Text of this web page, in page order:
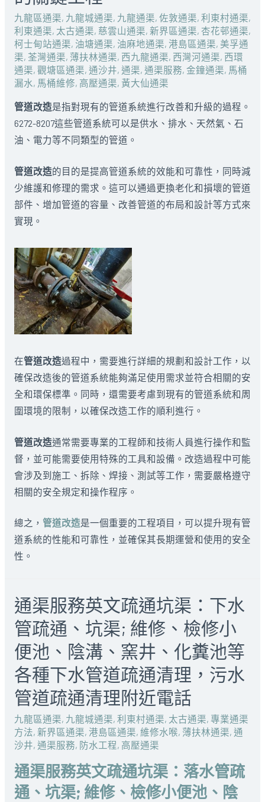
九龍區通渠, 九龍城通渠, 九龍通渠, 佐敦通渠, 利東村通渠,
利東通渠, 太古通渠, 慈雲山通渠, 新界區通渠, 杏花邨通渠,
柯士甸站通渠, 油塘通渠, 油麻地通渠, 港島區通渠, 美孚通
渠, 荃灣通渠, 薄扶林通渠, 西九龍通渠, 西灣河通渠, 西環
通渠, 觀塘區通渠, 通沙井, 通渠, 通渠服務, 金鐘通渠, 馬桶
漏水, 馬桶維修, 高壓通渠, 黃大仙通渠
管道改造是指對現有的管道系統進行改善和升級的過程。
6272-8207這些管道系統可以是供水、排水、天然氣、石
油、電力等不同類型的管道。
管道改造的目的是提高管道系統的效能和可靠性，同時減
少維護和修理的需求。這可以通過更換老化和損壞的管道
部件、增加管道的容量、改善管道的布局和設計等方式來
實現。
在管道改造過程中，需要進行詳細的規劃和設計工作，以
確保改造後的管道系統能夠滿足使用需求並符合相關的安
全和環保標準。同時，還需要考慮到現有的管道系統和周
圍環境的限制，以確保改造工作的順利進行。
管道改造通常需要專業的工程師和技術人員進行操作和監
督，並可能需要使用特殊的工具和設備。改造過程中可能
會涉及到施工、拆除、焊接、測試等工作，需要嚴格遵守
相關的安全規定和操作程序。
總之， 管道改造是一個重要的工程項目，可以提升現有管
道系統的性能和可靠性，並確保其長期運營和使用的安全
性。
通渠服務英文疏通坑渠：下水
管疏通、坑渠; 維修、檢修小
便池、陰溝、窯井、化糞池等
各種下水管道疏通清理，污水
管道疏通清理附近電話
九龍區通渠, 九龍城通渠, 利東村通渠, 太古通渠, 專業通渠
方法, 新界區通渠, 港島區通渠, 維修水喉, 薄扶林通渠, 通
沙井, 通渠服務, 防水工程, 高壓通渠
通渠服務英文疏通坑渠：落水管疏
通、坑渠; 維修、檢修小便池、陰